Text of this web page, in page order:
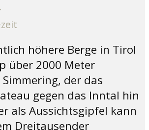
höhere Berge in Tirol
über 2000 Meter
der das
gegen das Inntal hin
als Aussichtsgipfel kann
Dreitausender